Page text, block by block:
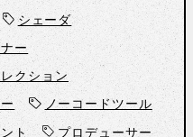
シェーダ
ー
クション
ノーコードツール
ト
プロデューサー